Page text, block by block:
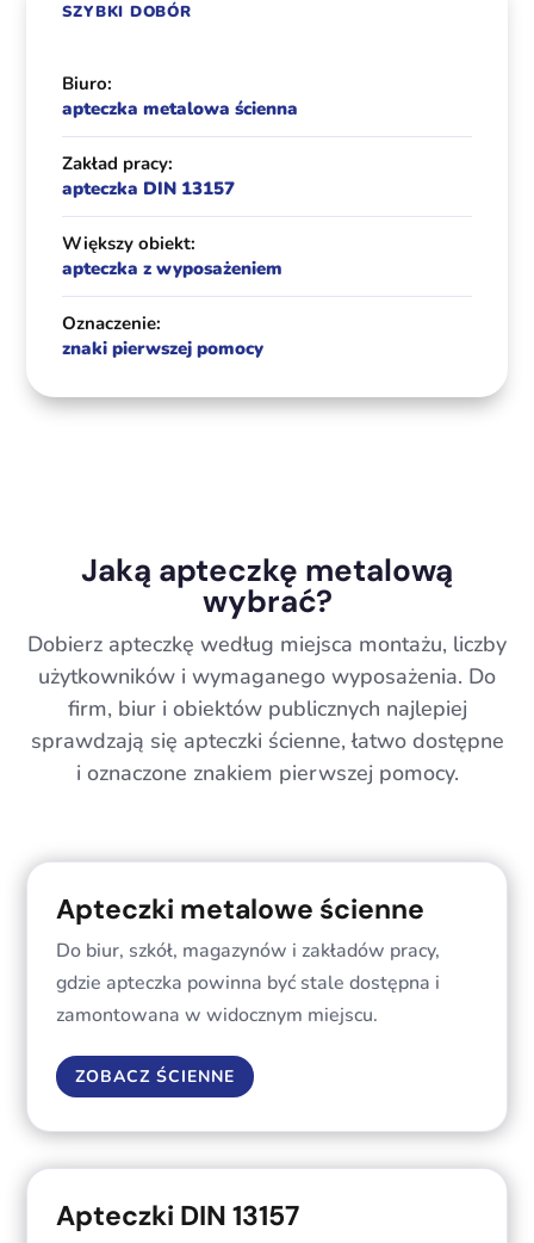
SZYBKI DOBÓR
Biuro:
apteczka metalowa ścienna
Zakład pracy:
apteczka DIN 13157
Większy obiekt:
apteczka z wyposażeniem
Oznaczenie:
znaki pierwszej pomocy
Jaką apteczkę metalową
wybrać?
Dobierz apteczkę według miejsca montażu, liczby
użytkowników i wymaganego wyposażenia. Do
firm, biur i obiektów publicznych najlepiej
sprawdzają się apteczki ścienne, łatwo dostępne
i oznaczone znakiem pierwszej pomocy.
Apteczki metalowe ścienne
Do biur, szkół, magazynów i zakładów pracy,
gdzie apteczka powinna być stale dostępna i
zamontowana w widocznym miejscu.
ZOBACZ ŚCIENNE
Apteczki DIN 13157